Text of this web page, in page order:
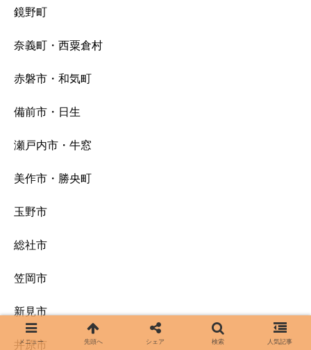
鏡野町
奈義町・西粟倉村
赤磐市・和気町
備前市・日生
瀬戸内市・牛窓
美作市・勝央町
玉野市
総社市
笠岡市
新見市
井原市
メニュー 先頭へ シェア 検索 人気記事